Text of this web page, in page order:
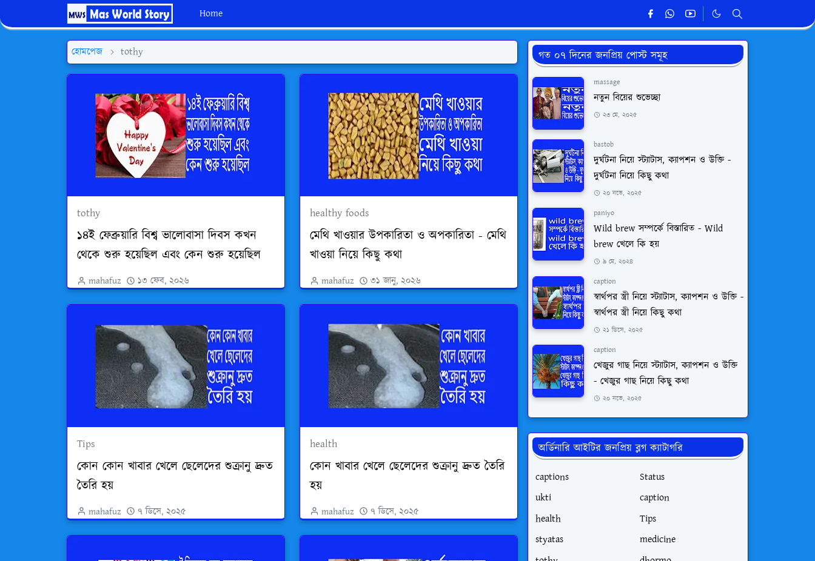
Home
হোমপেজ tothy
tothy
১৪ই ফেব্রুয়ারি বিশ্ব ভালোবাসা দিবস কখন
থেকে শুরু হয়েছিল এবং কেন শুরু হয়েছিল
mahafuz ১৩ ফেব, ২০২৬
healthy foods
মেথি খাওয়ার উপকারিতা ও অপকারিতা - মেথি
খাওয়া নিয়ে কিছু কথা
mahafuz ৩১ জানু, ২০২৬
Tips
কোন কোন খাবার খেলে ছেলেদের শুক্রানু দ্রুত
তৈরি হয়
mahafuz ৭ ডিসে, ২০২৫
health
কোন খাবার খেলে ছেলেদের শুক্রানু দ্রুত তৈরি
হয়
mahafuz ৭ ডিসে, ২০২৫
গত ০৭ দিনের জনপ্রিয় পোস্ট সমূহ
massage
নতুন বিয়ের শুভেচ্ছা
২৩ মে, ২০২৫
bastob
দুর্ঘটনা নিয়ে স্ট্যাটাস, ক্যাপশন ও উক্তি -
দুর্ঘটনা নিয়ে কিছু কথা
২০ নভে, ২০২৫
paniyo
Wild brew সম্পর্কে বিস্তারিত - Wild
brew খেলে কি হয়
৯ মে, ২০২৪
caption
স্বার্থপর স্ত্রী নিয়ে স্ট্যাটাস, ক্যাপশন ও উক্তি -
স্বার্থপর স্ত্রী নিয়ে কিছু কথা
২১ ডিসে, ২০২৫
caption
খেজুর গাছ নিয়ে স্ট্যাটাস, ক্যাপশন ও উক্তি
- খেজুর গাছ নিয়ে কিছু কথা
২০ নভে, ২০২৫
অর্ডিনারি আইটির জনপ্রিয় ব্লগ ক্যাটাগরি
captions
Status
ukti
caption
health
Tips
styatas
medicine